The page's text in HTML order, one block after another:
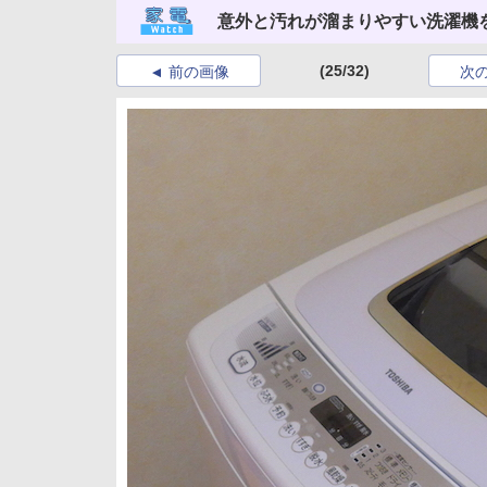
意外と汚れが溜まりやすい洗濯機
前の画像 (25/32) 次